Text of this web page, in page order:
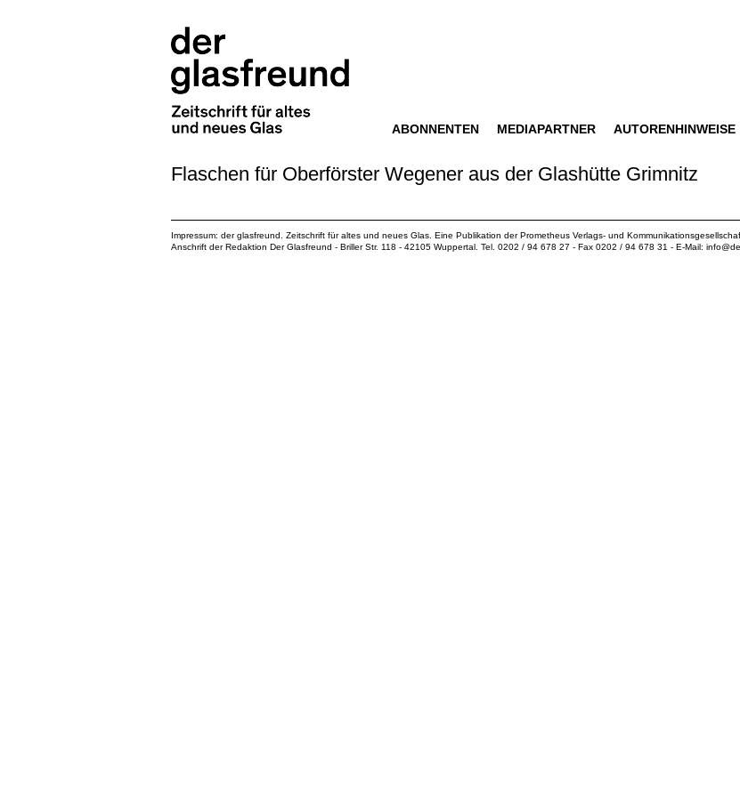
ABONNENTEN MEDIAPARTNER AUTORENHINWEISE
Flaschen für Oberförster Wegener aus der Glashütte Grimnitz
Impressum: der glasfreund. Zeitschrift für altes und neues Glas. Eine Publikation derPrometheus Verlags- und
Anschrift der Redaktion Der Glasfreund - Briller Str. 118 - 42105 Wuppertal. Tel. 0202 / 94 678 27 - Fax 0202 / 94 678 31 - E-Mail: